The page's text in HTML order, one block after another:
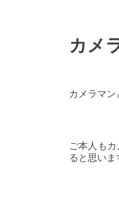
カメ
カメラマ
ご本人も
ると思いま